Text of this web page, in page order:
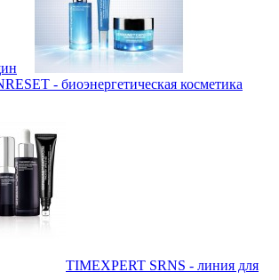
- биoэнергетическая косметика
TIMEXPERT SRNS - линия для